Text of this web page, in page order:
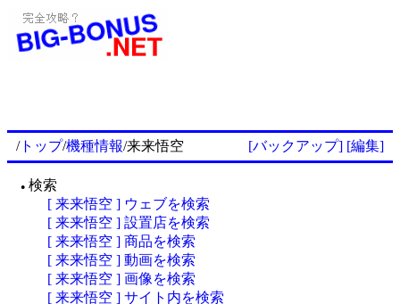
/トップ/機種情報/来来悟空 [バックアップ] [編集]
● 検索
[ 来来悟空 ] ウェブを検索
[ 来来悟空 ] 設置店を検索
[ 来来悟空 ] 商品を検索
[ 来来悟空 ] 動画を検索
[ 来来悟空 ] 画像を検索
[ 来来悟空 ] サイト内を検索